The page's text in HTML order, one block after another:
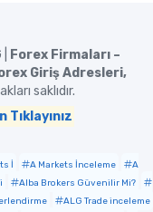
Forex Firmaları –
Giriş Adresleri,
saklıdır.
İ A Markets İnceleme
A
Alba Brokers Güvenilir Mi?
ALG Trade inceleme